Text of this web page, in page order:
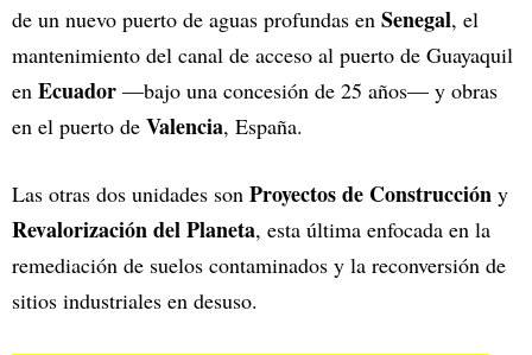
de un nuevo puerto de aguas profundas en Senegal, el
mantenimiento del canal de acceso al puerto de Guayaquil
en Ecuador —bajo una concesión de 25 años— y obras
en el puerto de Valencia, España.
Las otras dos unidades son Proyectos de Construcción y
Revalorización del Planeta, esta última enfocada en la
remediación de suelos contaminados y la reconversión de
sitios industriales en desuso.